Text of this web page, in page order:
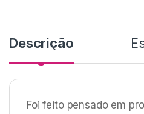
Descrição
Foi feito pensado em